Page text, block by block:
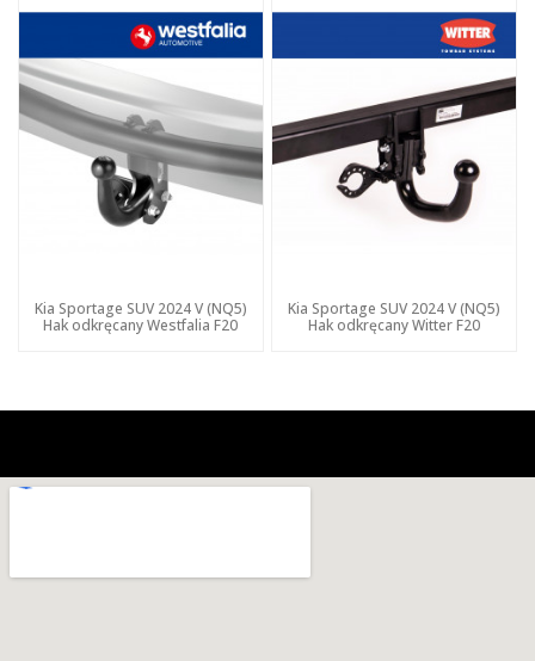
Kia Sportage SUV 2024 V (NQ5)
Hak odkręcany Westfalia F20
Kia Sportage SUV 2024 V (NQ5)
Hak odkręcany Witter F20